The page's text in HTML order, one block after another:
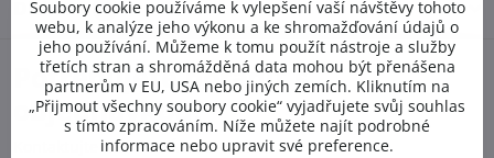
Diskuse 0
Potřebujete poradit s
objednávkou?
Kontaktujte nás PO-PÁ 8:00 - 16:00:
Soubory cookie používáme k vylepšení vaší návštěvy tohoto
webu, k analýze jeho výkonu a ke shromažďování údajů o
jeho používání. Můžeme k tomu použít nástroje a služby
třetích stran a shromážděná data mohou být přenášena
partnerům v EU, USA nebo jiných zemích. Kliknutím na
„Přijmout všechny soubory cookie“ vyjadřujete svůj souhlas
s tímto zpracováním. Níže můžete najít podrobné
informace nebo upravit své preference.